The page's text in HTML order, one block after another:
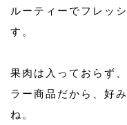
ルーティーでフレッ
す。
果肉は入っておらず
ラー商品だから、好
ね。